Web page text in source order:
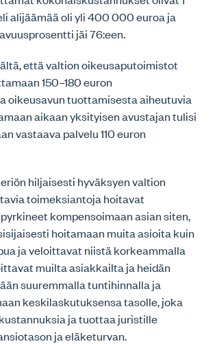
alijäämää oli yli 400 000 euroa ja
jäi 76:een.
että valtion oikeusaputoimistot
150–180 euron
oikeusavun tuottamisesta aiheutuvia
aikaan yksityisen avustajan tulisi
vastaava palvelu 110 euron
hiljaisesti hyväksyen valtion
toimeksiantoja hoitavat
kompensoimaan asian siten,
hoitamaan muita asioita kuin
ja veloittavat niistä korkeammalla
muilta asiakkailta ja heidän
suuremmalla tuntihinnalla ja
keskilaskutuksensa tasolle, joka
ja tuottaa juristille
ja eläketurvan.